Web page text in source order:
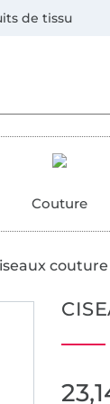
de tissu
Couture
couture
bleue,